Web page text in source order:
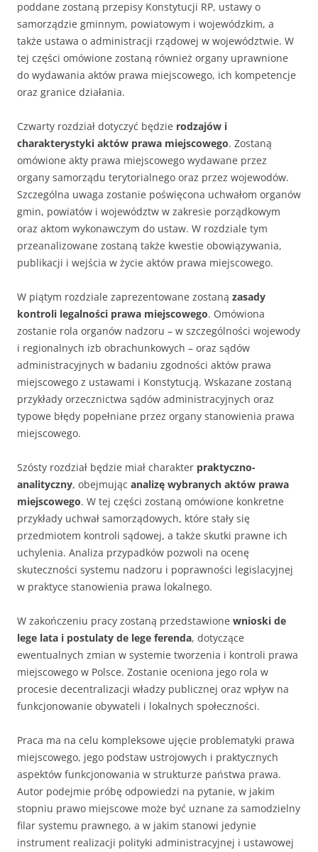
poddane zostaną przepisy Konstytucji RP, ustawy o
samorządzie gminnym, powiatowym i wojewódzkim, a
także ustawa o administracji rządowej w województwie. W
tej części omówione zostaną również organy uprawnione
do wydawania aktów prawa miejscowego, ich kompetencje
oraz granice działania.
Czwarty rozdział dotyczyć będzie rodzajów i
charakterystyki aktów prawa miejscowego. Zostaną
omówione akty prawa miejscowego wydawane przez
organy samorządu terytorialnego oraz przez wojewodów.
Szczególna uwaga zostanie poświęcona uchwałom organów
gmin, powiatów i województw w zakresie porządkowym
oraz aktom wykonawczym do ustaw. W rozdziale tym
przeanalizowane zostaną także kwestie obowiązywania,
publikacji i wejścia w życie aktów prawa miejscowego.
W piątym rozdziale zaprezentowane zostaną zasady
kontroli legalności prawa miejscowego. Omówiona
zostanie rola organów nadzoru – w szczególności wojewody
i regionalnych izb obrachunkowych – oraz sądów
administracyjnych w badaniu zgodności aktów prawa
miejscowego z ustawami i Konstytucją. Wskazane zostaną
przykłady orzecznictwa sądów administracyjnych oraz
typowe błędy popełniane przez organy stanowienia prawa
miejscowego.
Szósty rozdział będzie miał charakter praktyczno-
analityczny, obejmując analizę wybranych aktów prawa
miejscowego. W tej części zostaną omówione konkretne
przykłady uchwał samorządowych, które stały się
przedmiotem kontroli sądowej, a także skutki prawne ich
uchylenia. Analiza przypadków pozwoli na ocenę
skuteczności systemu nadzoru i poprawności legislacyjnej
w praktyce stanowienia prawa lokalnego.
W zakończeniu pracy zostaną przedstawione wnioski de
lege lata i postulaty de lege ferenda, dotyczące
ewentualnych zmian w systemie tworzenia i kontroli prawa
miejscowego w Polsce. Zostanie oceniona jego rola w
procesie decentralizacji władzy publicznej oraz wpływ na
funkcjonowanie obywateli i lokalnych społeczności.
Praca ma na celu kompleksowe ujęcie problematyki prawa
miejscowego, jego podstaw ustrojowych i praktycznych
aspektów funkcjonowania w strukturze państwa prawa.
Autor podejmie próbę odpowiedzi na pytanie, w jakim
stopniu prawo miejscowe może być uznane za samodzielny
filar systemu prawnego, a w jakim stanowi jedynie
instrument realizacji polityki administracyjnej i ustawowej